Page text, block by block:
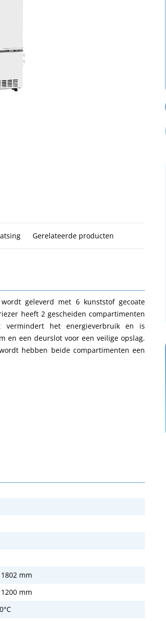
Gerelateerde producten
wordt geleverd met 6 kunststof gecoate
heeft 2 gescheiden compartimenten
vermindert het energieverbruik en is
en een deurslot voor een veilige opslag.
hebben beide compartimenten een
mm
mm